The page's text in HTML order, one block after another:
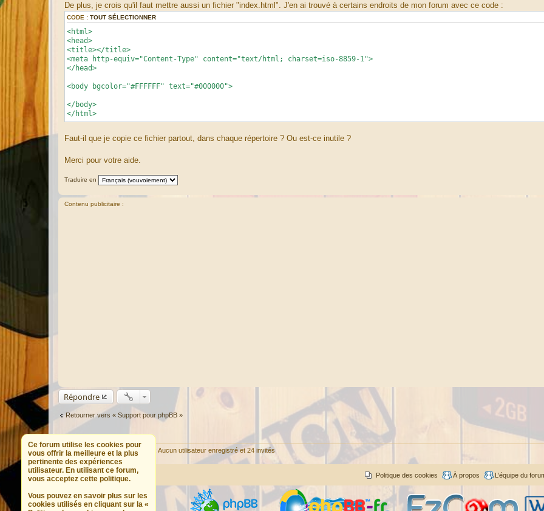
De plus, je crois qu'il faut mettre aussi un fichier "index.html". J'en ai trouvé à certains endroits de mon forum avec ce code :
CODE : TOUT SÉLECTIONNER
<html>
<head>
<title></title>
<meta http-equiv="Content-Type" content="text/html; charset=iso-8859-1">
</head>
<body bgcolor="#FFFFFF" text="#000000">
</body>
</html>
Faut-il que je copie ce fichier partout, dans chaque répertoire ? Ou est-ce inutile ?
Merci pour votre aide.
Traduire en
Contenu publicitaire :
Répondre
Retourner vers « Support pour phpBB »
Utilisateurs parcourant ce forum : Aucun utilisateur enregistré et 24 invités
Ce forum utilise les cookies pour
vous offrir la meilleure et la plus
pertinente des expériences
utilisateur. En utilisant ce forum,
vous acceptez cette politique.
Vous pouvez en savoir plus sur les
cookies utilisés en cliquant sur la «
Portail Forum L’équipe du
À propos
Politique des cookies